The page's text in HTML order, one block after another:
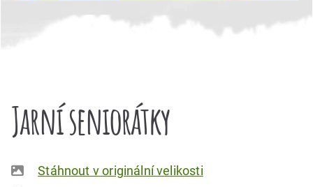
Jarní seniorátky
Stáhnout v originální velikosti